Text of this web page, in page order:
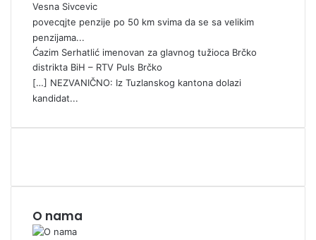
Vesna Sivcevic
povecqjte penzije po 50 km svima da se sa velikim
penzijama...
Ćazim Serhatlić imenovan za glavnog tužioca Brčko
distrikta BiH – RTV Puls Brčko
[…] NEZVANIČNO: Iz Tuzlanskog kantona dolazi
kandidat...
O nama